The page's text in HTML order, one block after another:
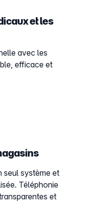
et les
avec les
efficace et
seul système et
Téléphonie
et